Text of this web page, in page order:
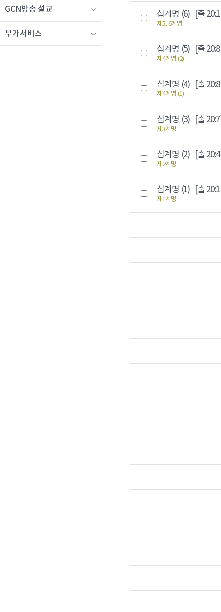
십계명 (6) [출
제5, 6계명
십계명 (5) [출
제4계명 (2)
십계명 (4) [출
제4계명 (1)
십계명 (3) [출
제3계명
십계명 (2) [출
제2계명
십계명 (1) [출
제1계명
GCN방송 설교
부가서비스